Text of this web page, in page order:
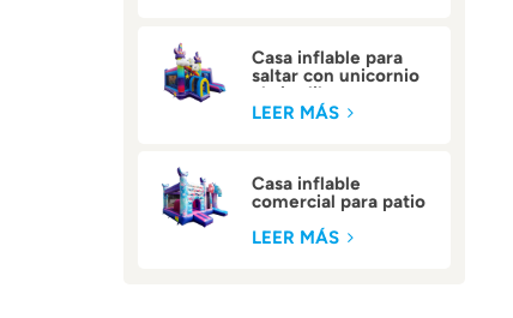
Casa inflable para
saltar con unicornio
al aire libre
LEER MÁS
Casa inflable
comercial para patio
LEER MÁS